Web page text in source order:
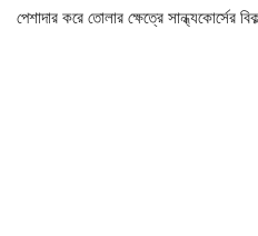
পেশাদার করে তোলার ক্ষেত্রে সান্ধ্যকোর্সের